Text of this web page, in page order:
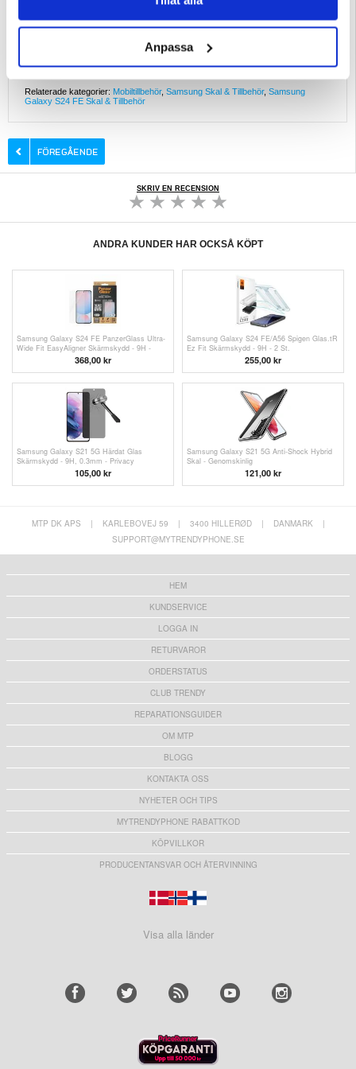
Anpassa
Förbättra din Samsung Galaxy S24 FE med Care by PanzerGlass Fashionable
Relaterade kategorier: Mobiltillbehör, Samsung Skal & Tillbehör, Samsung
Galaxy S24 FE Skal & Tillbehör
SKRIV EN RECENSION
ANDRA KUNDER HAR OCKSÅ KÖPT
Samsung Galaxy S24 FE PanzerGlass Ultra-
Wide Fit EasyAligner Skärmskydd - 9H -
368,00 kr
Samsung Galaxy S24 FE/A56 Spigen Glas.tR
Ez Fit Skärmskydd - 9H - 2 St.
255,00 kr
Samsung Galaxy S21 5G Härdat Glas
Skärmskydd - 9H, 0.3mm - Privacy
105,00 kr
Samsung Galaxy S21 5G Anti-Shock Hybrid
Skal - Genomskinlig
121,00 kr
MTP DK APS | KARLEBOVEJ 59 | 3400 HILLERØD | DANMARK
|
SUPPORT@MYTRENDYPHONE.SE
HEM
KUNDSERVICE
LOGGA IN
RETURVAROR
ORDERSTATUS
CLUB TRENDY
REPARATIONSGUIDER
OM MTP
BLOGG
KONTAKTA OSS
NYHETER OCH TIPS
MYTRENDYPHONE RABATTKOD
KÖPVILLKOR
PRODUCENTANSVAR OCH ÅTERVINNING
Visa alla länder